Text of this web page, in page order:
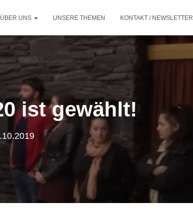
ÜBER UNS UNSERE THEMEN KONTAKT / NEWSLETTER
ist gewählt!